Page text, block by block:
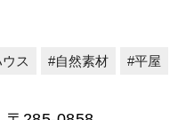
ス 自然素材 平屋